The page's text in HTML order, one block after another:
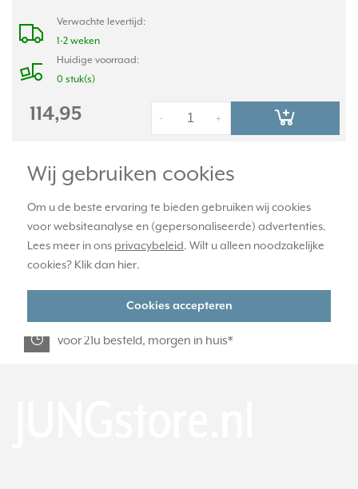
Wij gebruiken cookies
Om u de beste ervaring te bieden gebruiken wij cookies
voor websiteanalyse en (gepersonaliseerde) advertenties.
Lees meer in ons privacybeleid. Wilt u alleen noodzakelijke
cookies? Klik dan hier.
Cookies accepteren
Verwachte levertijd:
1-2 weken
Huidige voorraad:
0 stuk(s)
114,95 +
-
365 dagen retourrecht
veilig kopen met kopersbescherming
voor 21u besteld, morgen in huis*